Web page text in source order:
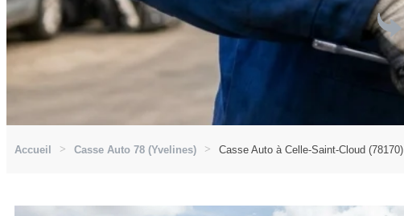
Accueil Casse Auto 78 (Yvelines) Casse Auto à Celle-Saint-Cloud (78170)